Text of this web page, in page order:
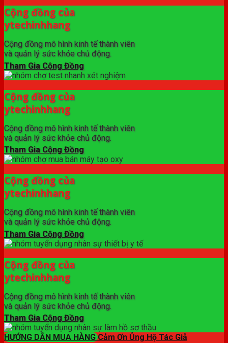
Cộng đồng của
ytechinhhang
Cộng đồng mô hình kinh tế thành viên
và quản lý sức khỏe chủ động.
Tham Gia Cộng Đồng
Cộng đồng của
ytechinhhang
Cộng đồng mô hình kinh tế thành viên
và quản lý sức khỏe chủ động.
Tham Gia Cộng Đồng
Cộng đồng của
ytechinhhang
Cộng đồng mô hình kinh tế thành viên
và quản lý sức khỏe chủ động.
Tham Gia Cộng Đồng
Cộng đồng của
ytechinhhang
Cộng đồng mô hình kinh tế thành viên
và quản lý sức khỏe chủ động.
Tham Gia Cộng Đồng
HƯỚNG DẪN MUA HÀNG Cảm Ơn Ủng Hộ Tác Giả